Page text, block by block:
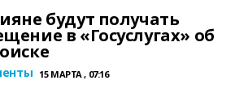
будут получать
в «Госуслугах» об
15 МАРТА , 07:16